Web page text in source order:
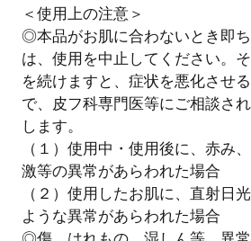
＜使用上の注意＞
◎本品がお肌に合わないとき即
は、使用を中止してください。
を続けますと、症状を悪化させ
で、皮フ科専門医等にご相談さ
します。
（１）使用中・使用後に、赤み
激等の異常があらわれた場合
（２）使用したお肌に、直射日
ような異常があらわれた場合